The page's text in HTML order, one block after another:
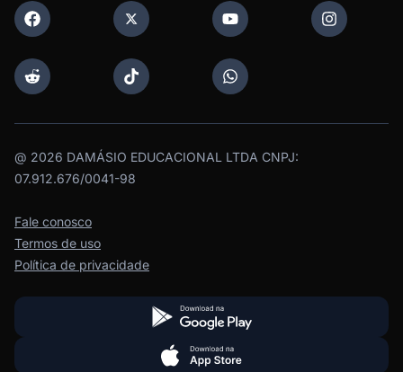
@ 2026 DAMÁSIO EDUCACIONAL LTDA CNPJ:
07.912.676/0041-98
Fale conosco
Termos de uso
Política de privacidade